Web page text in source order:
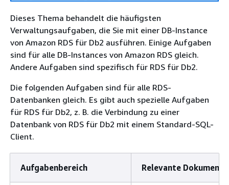
Dieses Thema behandelt die häufigsten
Verwaltungsaufgaben, die Sie mit einer DB-Instance
von Amazon RDS für Db2 ausführen. Einige Aufgaben
sind für alle DB-Instances von Amazon RDS gleich.
Andere Aufgaben sind spezifisch für RDS für Db2.
Die folgenden Aufgaben sind für alle RDS-
Datenbanken gleich. Es gibt auch spezielle Aufgaben
für RDS für Db2, z. B. die Verbindung zu einer
Datenbank von RDS für Db2 mit einem Standard-SQL-
Client.
Aufgabenbereich Relevante